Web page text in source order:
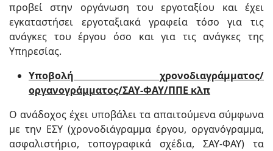
προβεί στην οργάνωση του εργοταξίου και έχει
εγκαταστήσει εργοταξιακά γραφεία τόσο για τις
ανάγκες του έργου όσο και για τις ανάγκες της
Υπηρεσίας.
Υποβολή χρονοδιαγράμματος/
οργανογράμματος/ΣΑΥ-ΦΑΥ/ΠΠΕ κλπ
Ο ανάδοχος έχει υποβάλει τα απαιτούμενα σύμφωνα
με την ΕΣΥ (χρονοδιάγραμμα έργου, οργανόγραμμα,
ασφαλιστήριο, τοπογραφικά σχέδια, ΣΑΥ-ΦΑΥ) τα